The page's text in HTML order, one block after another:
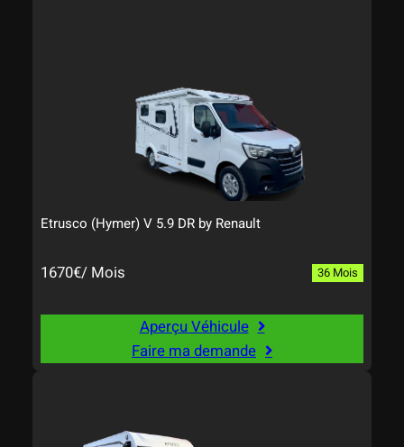
Etrusco (Hymer) V 5.9 DR by Renault
1670€/ Mois 36 Mois
Aperçu Véhicule
Faire ma demande